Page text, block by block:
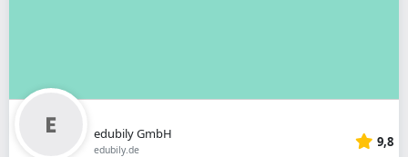
edubily GmbH
edubily.de 9,8